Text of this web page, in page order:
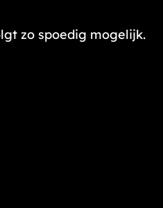
zo spoedig mogelijk.